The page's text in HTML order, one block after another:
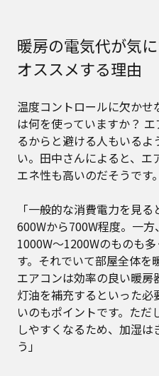
暖房の電気代が気
オススメする理由
温度コントロールに欠か
は何を使っていますか？
るからと避ける人もいる
い。田中さんによると、
エネ性も高いのだそうです。
「一般的な消費電力を見
600Wから700W程度。一
1000W〜1200Wのものも
す。それでいて部屋全体を
エアコンは効率の良い暖
灯油を補充するといった
いのもポイントです。た
しやすくなるため、加湿
う」